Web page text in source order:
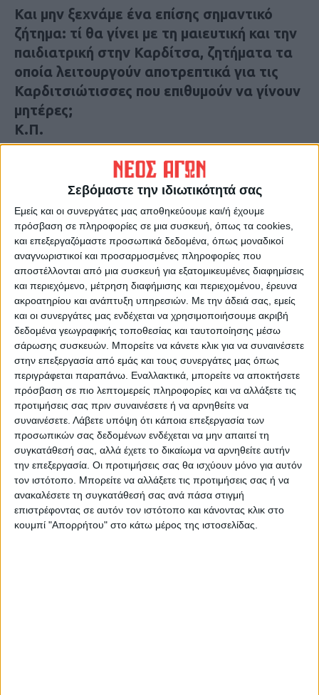
Σεβόμαστε την ιδιωτικότητά σας
Εμείς και οι συνεργάτες μας αποθηκεύουμε και/ή έχουμε
πρόσβαση σε πληροφορίες σε μια συσκευή, όπως τα cookies,
και επεξεργαζόμαστε προσωπικά δεδομένα, όπως μοναδικοί
αναγνωριστικοί και προσαρμοσμένες πληροφορίες που
αποστέλλονται από μια συσκευή για εξατομικευμένες διαφημίσεις
και περιεχόμενο, μέτρηση διαφήμισης και περιεχομένου, έρευνα
ακροατηρίου και ανάπτυξη υπηρεσιών. Με την άδειά σας, εμείς
και οι συνεργάτες μας ενδέχεται να χρησιμοποιήσουμε ακριβή
δεδομένα γεωγραφικής τοποθεσίας και ταυτοποίησης μέσω
σάρωσης συσκευών. Μπορείτε να κάνετε κλικ για να συναινέσετε
στην επεξεργασία από εμάς και τους συνεργάτες μας όπως
περιγράφεται παραπάνω. Εναλλακτικά, μπορείτε να αποκτήσετε
πρόσβαση σε πιο λεπτομερείς πληροφορίες και να αλλάξετε τις
προτιμήσεις σας πριν συναινέσετε ή να αρνηθείτε να
συναινέσετε. Λάβετε υπόψη ότι κάποια επεξεργασία των
προσωπικών σας δεδομένων ενδέχεται να μην απαιτεί τη
συγκατάθεσή σας, αλλά έχετε το δικαίωμα να αρνηθείτε αυτήν
την επεξεργασία. Οι προτιμήσεις σας θα ισχύουν μόνο για αυτόν
τον ιστότοπο. Μπορείτε να αλλάξετε τις προτιμήσεις σας ή να
ανακαλέσετε τη συγκατάθεσή σας ανά πάσα στιγμή
επιστρέφοντας σε αυτόν τον ιστότοπο και κάνοντας κλικ στο
κουμπί "Απορρήτου" στο κάτω μέρος της ιστοσελίδας.
Και μην ξεχνάμε ένα επίσης σημαντικό
ζήτημα: τί θα γίνει με τη μαιευτική και την
παιδιατρική στην Καρδίτσα, ζητήματα τα
οποία λειτουργούν αποτρεπτικά για τις
Καρδιτσιώτισσες που επιθυμούν να γίνουν
μητέρες;
Κ.Π.
Τελευταίες Ειδήσεις Σήμερα
Ακολούθησε την εφημερίδα ΝΕΟΣ
ΑΓΩΝ στο Google News!
Όλες οι εξελίξεις στην περιοχή της
Καρδίτσας και ευρύτερα της Θεσσαλίας
ΠΡΟΗΓΟΥΜΕΝΟ ΑΡΘΡΟ
Στο… έλεος της
εγκατάλειψης η σήραγγα του
Αχελώου
ΕΠΟΜΕΝΟ ΑΡΘΡΟ
Γνώριμοι
ΝΕΟΣ ΑΓΩΝ
https://neosagon.gr